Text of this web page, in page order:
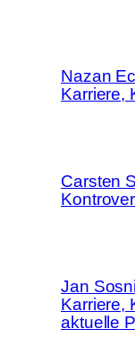
Nazan
Karriere,
Carsten
Jan
Karriere,
aktuelle